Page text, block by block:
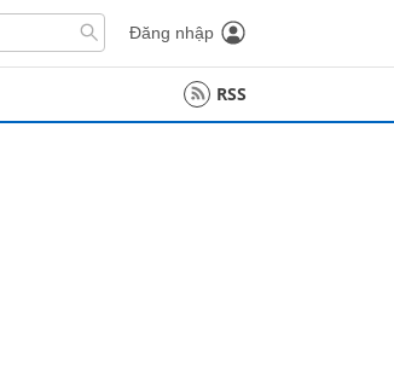
Đăng nhập
RSS